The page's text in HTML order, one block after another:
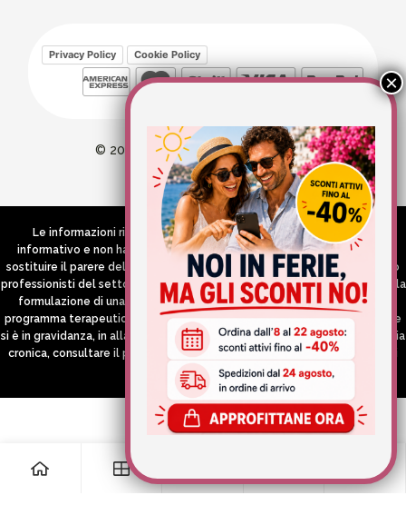
Privacy Policy Cookie Policy
© 2026 Wellvit All Rights Reserved
Credits:Aries comunica
Le informazioni riportate nel Sito hanno esclusivamente scopo
informativo e non hanno in alcun modo né la pretesa né l’obiettivo di
sostituire il parere del medico e/o specialista, di altri operatori sanitari o
professionisti del settore che devono in ogni caso essere contattati per la
formulazione di una diagnosi o l’indicazione di un eventuale corretto
programma terapeutico e/o dietetico e/o di integrazione alimentare. Se
si è in gravidanza, in allattamento o si stanno assumendo farmaci in terapia
cronica, consultare il proprio medico curante prima di assumere qualsiasi
integratore.